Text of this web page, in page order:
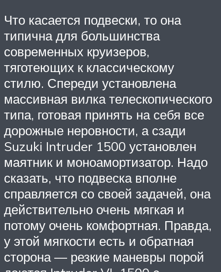
Что касается подвески, то она
типична для большинства
современных круизеров,
тяготеющих к классическому
стилю. Спереди установлена
массивная вилка телескопического
типа, готовая принять на себя все
дорожные неровности, а сзади
Suzuki Intruder 1500 установлен
маятник и моноамортизатор. Надо
сказать, что подвеска вполне
справляется со своей задачей, она
действительно очень мягкая и
потому очень комфортная. Правда,
у этой мягкости есть и обратная
сторона — резкие маневры порой